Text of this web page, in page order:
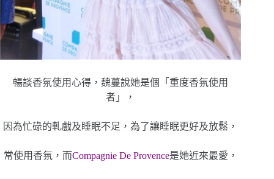
暢談香氛使用心得，魏蔓說她是個「重度香氛使用
者」，
因為忙碌的軋戲及睡眠不足，為了讓睡眠更好及放鬆，
常使用香氛，而Compagnie De Provence是她近來最愛，